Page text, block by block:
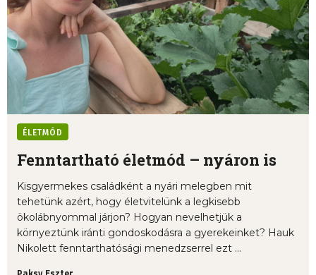
ÉLETMÓD
Fenntartható életmód – nyáron is
Kisgyermekes családként a nyári melegben mit
tehetünk azért, hogy életvitelünk a legkisebb
ökolábnyommal járjon? Hogyan nevelhetjük a
környeztünk iránti gondoskodásra a gyerekeinket? Hauk
Nikolett fenntarthatósági menedzserrel ezt ...